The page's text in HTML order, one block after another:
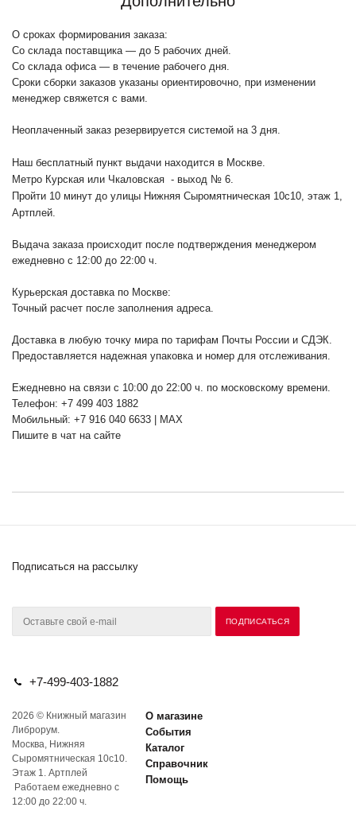
О сроках формирования заказа:
Со склада поставщика — до 5 рабочих дней.
Со склада офиса — в течение рабочего дня.
Сроки сборки заказов указаны ориентировочно, при изменении
менеджер свяжется с вами.
Неоплаченный заказ резервируется системой на 3 дня.
Наш бесплатный пункт выдачи находится в Москве.
Метро Курская или Чкаловская - выход № 6.
Пройти 10 минут до улицы Нижняя Сыромятническая 10с10, этаж 1,
Артплей.
Выдача заказа происходит после подтверждения менеджером
ежедневно с 12:00 до 22:00 ч.
Курьерская доставка по Москве:
Точный расчет после заполнения адреса.
Доставка в любую точку мира по тарифам Почты России и СДЭК.
Предоставляется надежная упаковка и номер для отслеживания.
Ежедневно на связи с 10:00 до 22:00 ч. по московскому времени.
Телефон: +7 499 403 1882
Мобильный: +7 916 040 6633 | MAX
Пишите в чат на сайте
Подписаться на рассылку
+7-499-403-1882
2026 © Книжный магазин
Либрорум.
Москва, Нижняя
Сыромятническая 10с10.
Этаж 1. Артплей
Работаем ежедневно с
12:00 до 22:00 ч.
О магазине
События
Каталог
Справочник
Помощь